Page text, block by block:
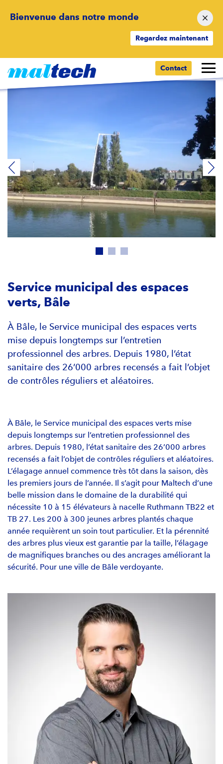
Bienvenue dans notre monde
Regardez maintenant
Contact
Service municipal des espaces
verts, Bâle
À Bâle, le Service municipal des espaces verts
mise depuis longtemps sur l’entretien
professionnel des arbres. Depuis 1980, l’état
sanitaire des 26’000 arbres recensés a fait l’objet
de contrôles réguliers et aléatoires.
À Bâle, le Service municipal des espaces verts mise
depuis longtemps sur l’entretien professionnel des
arbres. Depuis 1980, l’état sanitaire des 26’000 arbres
recensés a fait l’objet de contrôles réguliers et aléatoires.
L’élagage annuel commence très tôt dans la saison, dès
les premiers jours de l’année. Il s’agit pour Maltech d’une
belle mission dans le domaine de la durabilité qui
nécessite 10 à 15 élévateurs à nacelle Ruthmann TB22 et
TB 27. Les 200 à 300 jeunes arbres plantés chaque
année requièrent un soin tout particulier. Et la pérennité
des arbres plus vieux est garantie par la taille, l’élagage
de magnifiques branches ou des ancrages améliorant la
sécurité. Pour une ville de Bâle verdoyante.